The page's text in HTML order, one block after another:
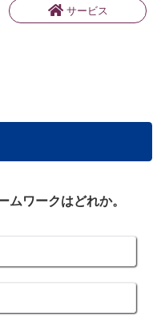
サービス
ムワークはどれか。